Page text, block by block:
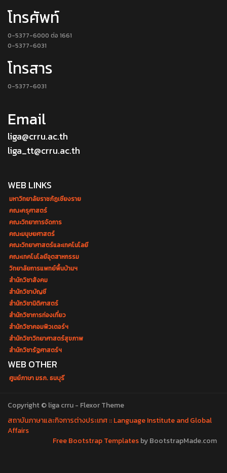
โทรศัพท์
0-5377-6000 ต่อ 1661
0-5377-6031
โทรสาร
0-5377-6031
Email
liga@crru.ac.th
liga_tt@crru.ac.th
WEB LINKS
มหาวิทยาลัยราชภัฏเชียงราย
คณะครุศาสตร์
คณะวิทยาการจัดการ
คณะมนุษยศาสตร์
คณะวิทยาศาสตร์และเทคโนโลยี
คณะเทคโนโลยีอุตสาหกรรม
วิทยาลัยการแพทย์พื้นบ้านฯ
สำนักวิชาสังคม
สำนักวิชาบัญชี
สำนักวิชานิติศาสตร์
สำนักวิชาการท่องเที่ยว
สำนักวิชาคอมพิวเตอร์ฯ
สำนักวิชาวิทยาศาสตร์สุขภาพ
สำนักวิชารัฐศาสตร์ฯ
WEB OTHER
ศูนย์ภาษา มรภ. ธนบุรี
Copyright © liga crru - Flexor Theme
สถาบันภาษาและกิจการต่างประเทศ :: Language Institute and Global
Affairs
Free Bootstrap Templatesby BootstrapMade.com